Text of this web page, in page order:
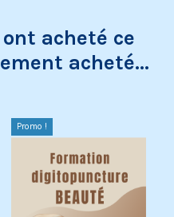
acheté ce
acheté...
Promo !